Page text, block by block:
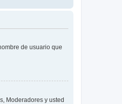
de usuario que
Moderadores y usted